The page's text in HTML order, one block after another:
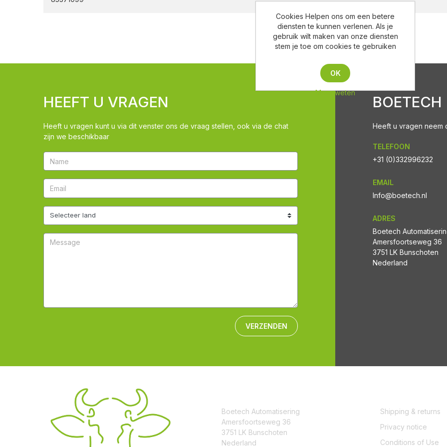
HEEFT U VRAGEN
Heeft u vragen kunt u via dit venster ons de vraag stellen, ook via de chat
zijn we beschikbaar
VERZENDEN
BOETECH
Heeft u vragen neem
TELEFOON
+31 (0)332996232
EMAIL
Info@boetech.nl
ADRES
Boetech
Amersfoortseweg 36
3751 LK Bunschoten
Nederland
Boetech Automatisering
Amersfoortseweg 36
3751 LK Bunschoten
Nederland
Shipping & returns
Privacy notice
Conditions of Use
Cookies Helpen ons om een betere
diensten te kunnen verlenen. Als je
gebruik wilt maken van onze diensten
stem je toe om cookies te gebruiken
OK
Meer weten